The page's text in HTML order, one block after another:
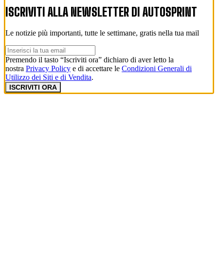
ISCRIVITI ALLA NEWSLETTER DI AUTOSPRINT
Le notizie più importanti, tutte le settimane, gratis nella tua mail
Premendo il tasto “Iscriviti ora” dichiaro di aver letto la
nostra Privacy Policy e di accettare le Condizioni Generali di
Utilizzo dei Siti e di Vendita.
ISCRIVITI ORA